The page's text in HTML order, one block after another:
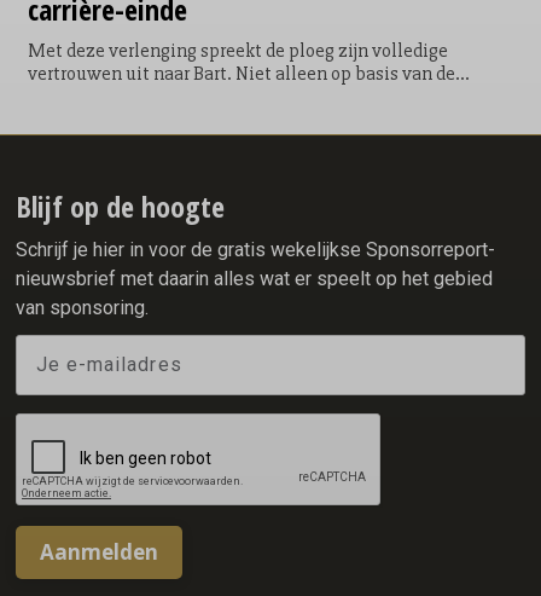
carrière-einde
Met deze verlenging spreekt de ploeg zijn volledige
vertrouwen uit naar Bart. Niet alleen op basis van de
van de cultuurbewakers van Team X²O Badkamers. Bart won
wereldtitels (mass start), 4 Europese titels (mass start) en 4
x WK brons (allround, 5000 & 2 x mass start).
Blijf op de hoogte
Schrijf je hier in voor de gratis wekelijkse Sponsorreport-
nieuwsbrief met daarin alles wat er speelt op het gebied
van sponsoring.
Aanmelden